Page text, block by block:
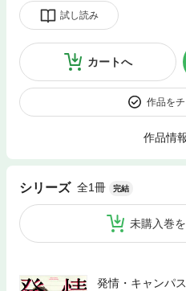
試し読み
カートへ
作品を
作品情
シリーズ 全1冊 完結
未購入巻
発情・キャンパス